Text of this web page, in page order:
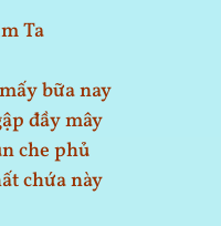
Ta
bữa nay
đầy mây
che phủ
chứa này